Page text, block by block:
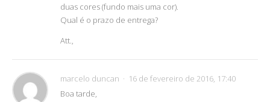
duas cores (fundo mais uma cor).
Qual é o prazo de entrega?
Att.,
marcelo duncan
16 de fevereiro de 2016, 17:40
Boa tarde,